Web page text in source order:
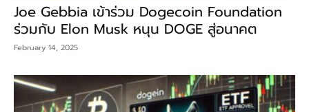
Joe Gebbia เข้าร่วม Dogecoin Foundation
ร่วมกับ Elon Musk หนุน DOGE สู่อนาคต
February 14, 2025